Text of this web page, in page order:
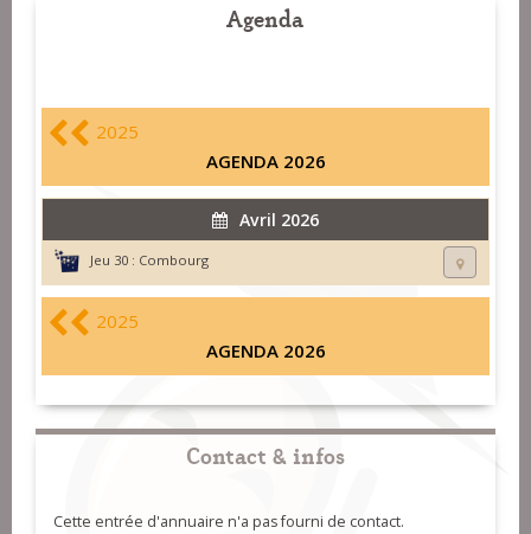
Agenda
2025
AGENDA 2026
Avril 2026
Jeu 30 : Combourg
2025
AGENDA 2026
Contact & infos
Cette entrée d'annuaire n'a pas fourni de contact.